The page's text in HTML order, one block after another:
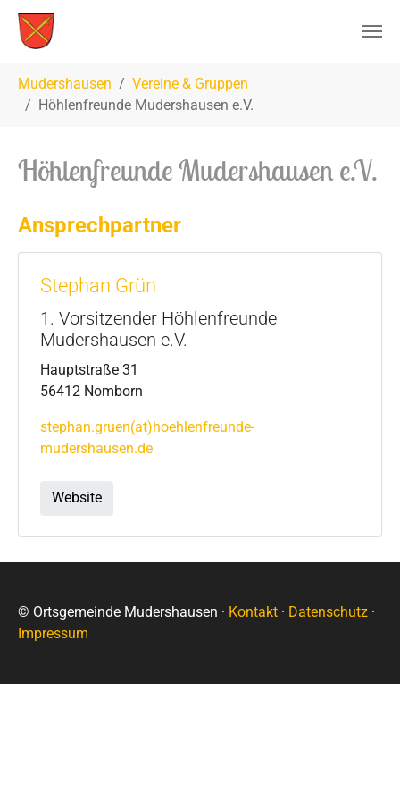
Zum Hauptinhalt springen
Mudershausen
Vereine & Gruppen
Höhlenfreunde Mudershausen e.V.
Höhlenfreunde Mudershausen e.V.
Ansprechpartner
Stephan Grün
1. Vorsitzender Höhlenfreunde
Mudershausen e.V.
Hauptstraße 31
56412 Nomborn
stephan.gruen(at)hoehlenfreunde-
mudershausen.de
Website
© Ortsgemeinde Mudershausen · Kontakt · Datenschutz ·
Impressum